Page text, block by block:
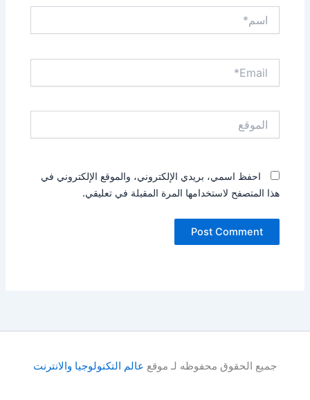
احفظ اسمي، بريدي الإلكتروني، والموقع الإلكتروني في
هذا المتصفح لاستخدامها المرة المقبلة في تعليقي.
جميع الحقوق محفوظه لـ موقع عالم التكنولوجيا والانترنت